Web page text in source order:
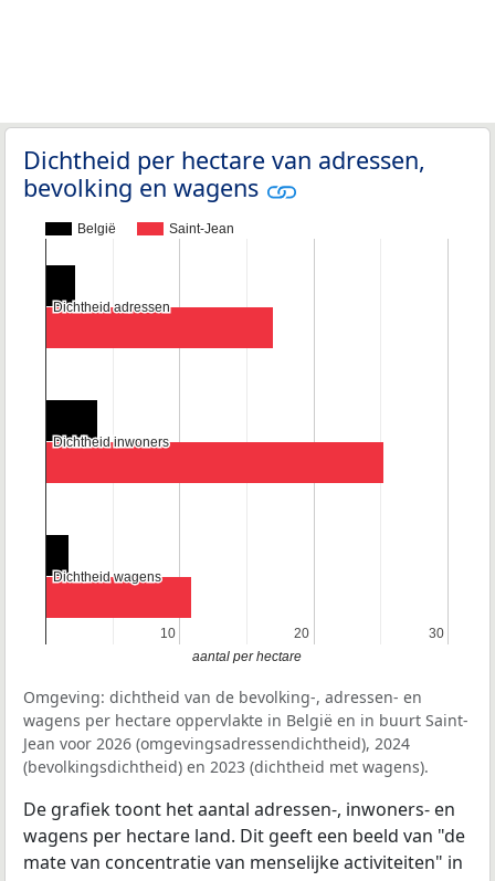
Dichtheid per hectare van adressen,
bevolking en wagens
België Saint-Jean
10
10 20
20 30
30
Dichtheid adressen
Dichtheid adressen
Dichtheid inwoners
Dichtheid inwoners
Dichtheid wagens
Dichtheid wagens
aantal per hectare
Omgeving: dichtheid van de bevolking-, adressen- en
wagens per hectare oppervlakte in België en in buurt Saint-
Jean voor 2026 (omgevingsadressendichtheid), 2024
(bevolkingsdichtheid) en 2023 (dichtheid met wagens).
De grafiek toont het aantal adressen-, inwoners- en
wagens per hectare land. Dit geeft een beeld van "de
mate van concentratie van menselijke activiteiten" in